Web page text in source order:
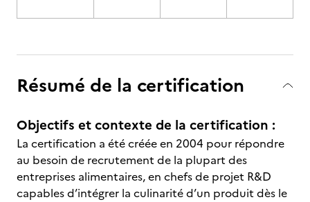
Résumé de la certification
Objectifs et contexte de la certification :
La certification a été créée en 2004 pour répondre
au besoin de recrutement de la plupart des
entreprises alimentaires, en chefs de projet R&D
capables d’intégrer la culinarité d’un produit dès le